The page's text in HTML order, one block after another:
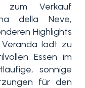
zum Verkauf
della Neve,
Highlights
Veranda lädt zu
Essen im
sonnige
für den